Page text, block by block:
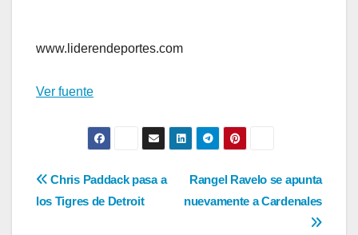
www.liderendeportes.com
Ver fuente
Navegación
de
Rangel Ravelo se apunta
nuevamente a Cardenales
Chris Paddack pasa a
los Tigres de Detroit